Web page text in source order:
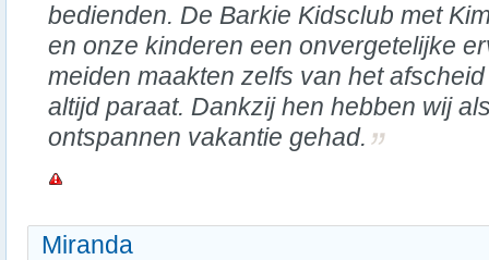
bedienden. De Barkie Kidsclub met
en onze kinderen een onvergetelijke
meiden maakten zelfs van het
altijd paraat. Dankzij hen hebben wij
ontspannen vakantie gehad.
Miranda